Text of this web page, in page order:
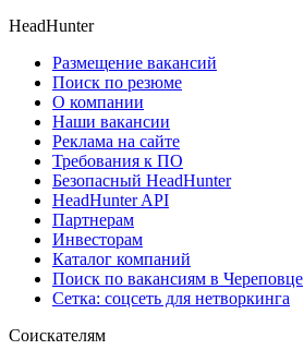
HeadHunter
Размещение вакансий
Поиск по резюме
О компании
Наши вакансии
Реклама на сайте
Требования к ПО
Безопасный HeadHunter
HeadHunter API
Партнерам
Инвесторам
Каталог компаний
Поиск по вакансиям в Череповце
Сетка: соцсеть для нетворкинга
Соискателям